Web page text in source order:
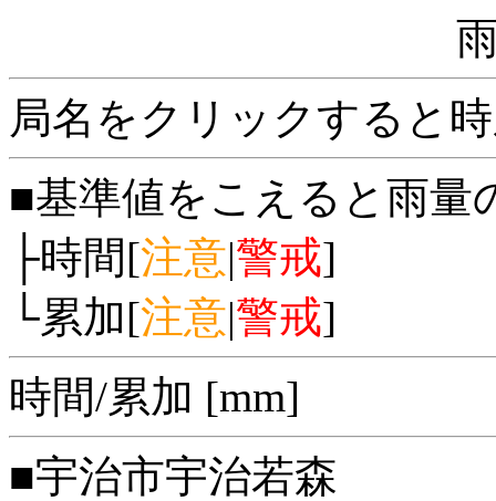
局名をクリックすると
■基準値をこえると雨量
├時間[注意|警戒]
└累加[注意|警戒]
時間/累加 [mm]
■宇治市宇治若森